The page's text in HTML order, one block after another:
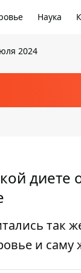
Наука
2024
диете
так
и саму